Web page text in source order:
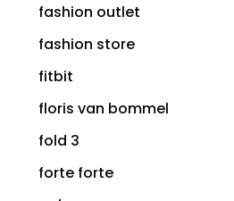
fashion outlet
fashion store
fitbit
floris van bommel
fold 3
forte forte